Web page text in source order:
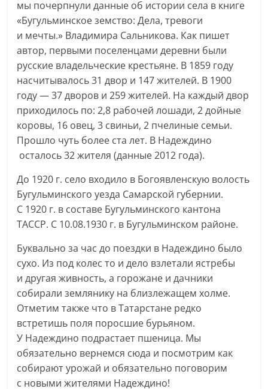
мы почерпнули данные об истории села в книге
«Бугульминское земство: Дела, тревоги
и мечты.» Владимира Сальникова. Как пишет
автор, первыми поселенцами деревни были
русские владельческие крестьяне. В 1859 году
насчитывалось 31 двор и 147 жителей. В 1900
году — 37 дворов и 259 жителей. На каждый двор
приходилось по: 2,8 рабочей лошади, 2 дойные
коровы, 16 овец, 3 свиньи, 2 пчелиные семьи.
Прошло чуть более ста лет. В Надеждино
осталось 32 жителя (данные 2012 года).
До 1920 г. село входило в Богоявленскую волость
Бугульминского уезда Самарской губернии.
С 1920 г. в составе Бугульминского кантона
ТАССР. С 10.08.1930 г. в Бугульминском районе.
Буквально за час до поездки в Надеждино было
сухо. Из под колес то и дело взлетали ястребы
и другая живность, а горожане и дачники
собирали землянику на близлежащем холме.
Отметим также что в Татарстане редко
встретишь поля поросшие бурьяном.
У Надеждино подрастает пшеница. Мы
обязательно вернемся сюда и посмотрим как
собирают урожай и обязательно поговорим
с новыми жителями Надеждино!